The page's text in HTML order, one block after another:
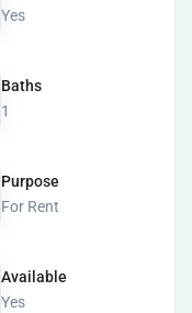
Yes
Baths
1
Purpose
For Rent
Available
Yes